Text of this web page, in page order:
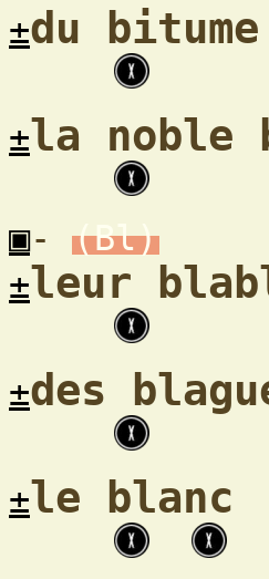
±du bitume
±la noble
▣-
(Bl)
±leur
±des
±le blanc